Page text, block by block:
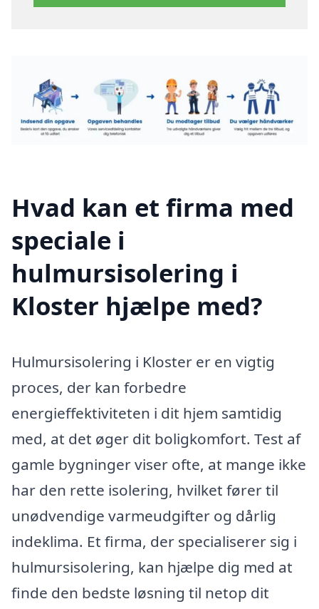
Hvad kan et firma med
speciale i
hulmursisolering i
Kloster hjælpe med?
Hulmursisolering i Kloster er en vigtig
proces, der kan forbedre
energieffektiviteten i dit hjem samtidig
med, at det øger dit boligkomfort. Test af
gamle bygninger viser ofte, at mange ikke
har den rette isolering, hvilket fører til
unødvendige varmeudgifter og dårlig
indeklima. Et firma, der specialiserer sig i
hulmursisolering, kan hjælpe dig med at
finde den bedste løsning til netop dit